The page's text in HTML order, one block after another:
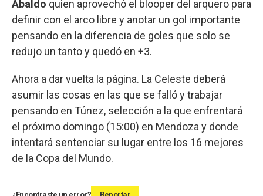
Abaldo quien aprovechó el blooper del arquero para
definir con el arco libre y anotar un gol importante
pensando en la diferencia de goles que solo se
redujo un tanto y quedó en +3.
Ahora a dar vuelta la página. La Celeste deberá
asumir las cosas en las que se falló y trabajar
pensando en Túnez, selección a la que enfrentará
el próximo domingo (15:00) en Mendoza y donde
intentará sentenciar su lugar entre los 16 mejores
de la Copa del Mundo.